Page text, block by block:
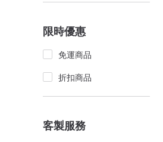
限時優惠
免運商品
折扣商品
客製服務